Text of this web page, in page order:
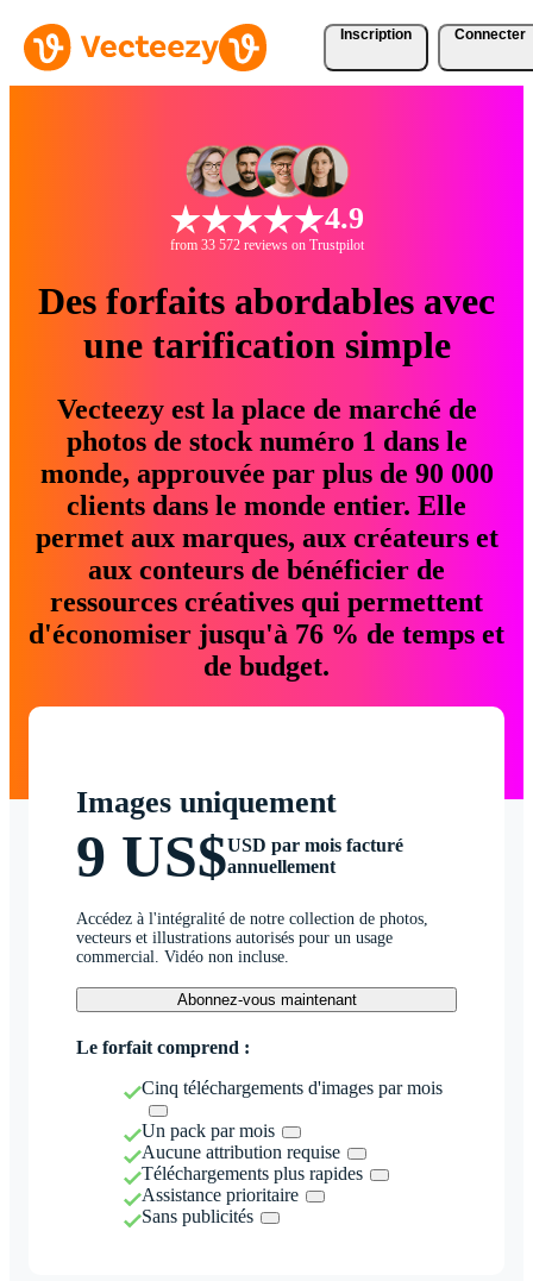
Inscription Connecter
4.9
from 33 572 reviews on Trustpilot
Des forfaits abordables avec
une tarification simple
Vecteezy est la place de marché de
photos de stock numéro 1 dans le
monde, approuvée par plus de 90 000
clients dans le monde entier. Elle
permet aux marques, aux créateurs et
aux conteurs de bénéficier de
ressources créatives qui permettent
d'économiser jusqu'à 76 % de temps et
de budget.
Images uniquement
9 US$USD par mois facturé
annuellement
Accédez à l'intégralité de notre collection de photos,
vecteurs et illustrations autorisés pour un usage
commercial. Vidéo non incluse.
Abonnez-vous maintenant
Le forfait comprend :
Cinq téléchargements d'images par mois
Un pack par mois
Aucune attribution requise
Téléchargements plus rapides
Assistance prioritaire
Sans publicités